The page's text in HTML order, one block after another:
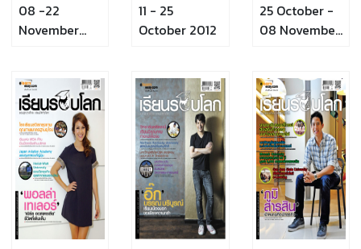
08 -22
November
11 - 25
October 2012
25 October -
08 November